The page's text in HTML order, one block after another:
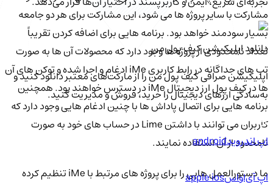
مشارکت با سایر پروژه ها می شود، این مشارکت برای هر دو جامعه
بسیار سودمند خواهد بود. برنامه هایی برای اضافه کردن تقریباً
تعداد نامحدودی از پروژه ها وجود دارد که محصولات آن ها به صورت
تب های جداگانه در رابط کاربری iMe ادغام و اجرا شده و توکن های آن
ها در کیف پول ارز دیجیتال iMe در دسترس خواهند بود. همچنین
برنامه هایی برای اتصال پاداش ها با چنین ادغام هایی وجود دارد که
کاربران می توانند با داشتن Lime در حساب های خود به صورت
نامحدود از آن استفاده نمایند.
ما دستورالعمل هایی را برای پروژه های مرتبط با iMe تنظیم کرده
دانلود اپلیکیشن کیف‌ پول من
اپلیکیشن صرافی کیف پول من را از مارکت‌های معتبر دانلود کنید و
به‌سادگی ارزهای دیجیتال را خرید، فروش و مدیریت کنید.
اپ اندرویدandroid
اپ آی‌او‌اسapple ios